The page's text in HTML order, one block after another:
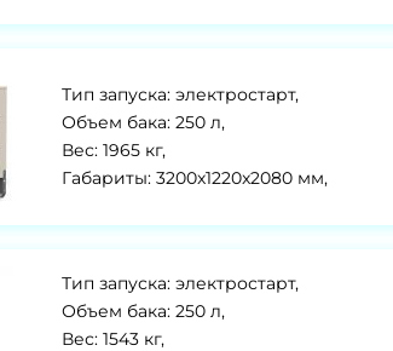
Тип запуска: электростарт,
Объем бака: 250 л,
Вес: 1965 кг,
Габариты: 3200x1220x2080 мм,
Тип запуска: электростарт,
Объем бака: 250 л,
Вес: 1543 кг,